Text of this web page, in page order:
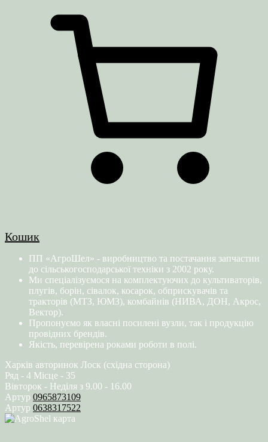
Кошик
ПП «АгроШел» - виробництво та постачання запчастин
до сільськогосподарської техніки з 2002 року.
Ми спеціалізуємося на комплектуючих до культиваторів,
плугів, борін, сівалок, косарок, обприскувачів та
тракторів (МТЗ, ЮМЗ), комбайнів (НИВА, ДОН, Акрос,
Вектор).
Пропонуємо як власні посилені вузли, так і продукцію
провідних брендів.
Якість, перевірена роками роботи в полі.
Харків авторинок Лоск (східна сторона)
Ряд - 4 Місце - 35
Вівторок - Неділя з 9.00 - 16.00
Артур 0965873109
Артур 0638317522